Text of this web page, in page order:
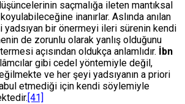
saçmalığa ileten mantıksal
inanırlar. Aslında anılan
yadsıyan bir önermeyi ileri sürenin kendi
de zorunlu olarak yanlış olduğunu
açısından oldukça anlamlıdır. İbn
gibi cedel yöntemiyle değil,
ve her şeyi yadsıyanın a priori
etmediği için kendi söylemiyle
[41]